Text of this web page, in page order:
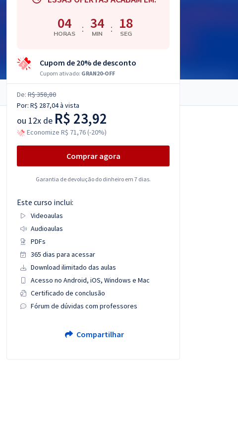
04
HORAS : 34
MIN : 16
SEG
Cupom de 20% de desconto
Cupom ativado: GRAN20-OFF
De: R$ 358,80
Por: R$ 287,04à vista
ou 12x de R$ 23,92
Economize R$ 71,76 (-20%)
Comprar agora
Garantia de devolução do dinheiro em 7 dias.
Este curso inclui:
Videoaulas
Audioaulas
PDFs
365 dias para acessar
Download ilimitado das aulas
Acesso no Android, iOS, Windows e Mac
Certificado de conclusão
Fórum de dúvidas com professores
Compartilhar